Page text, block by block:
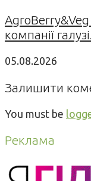
AgroBerry&Veg
компанії
05.08.2026
Залишити
You must be
Реклама